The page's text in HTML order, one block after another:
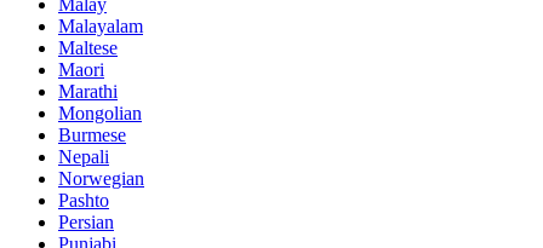
Malayalam
Maltese
Maori
Marathi
Mongolian
Burmese
Nepali
Norwegian
Pashto
Persian
Punjabi